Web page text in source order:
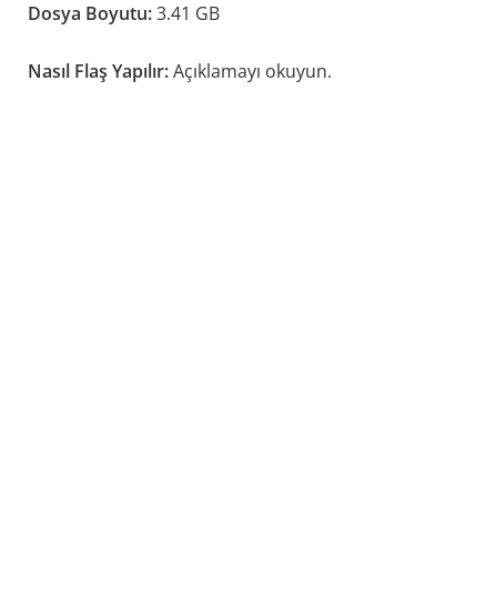
Dosya Boyutu:3.41 GB
Nasıl Flaş Yapılır:Açıklamayı okuyun.